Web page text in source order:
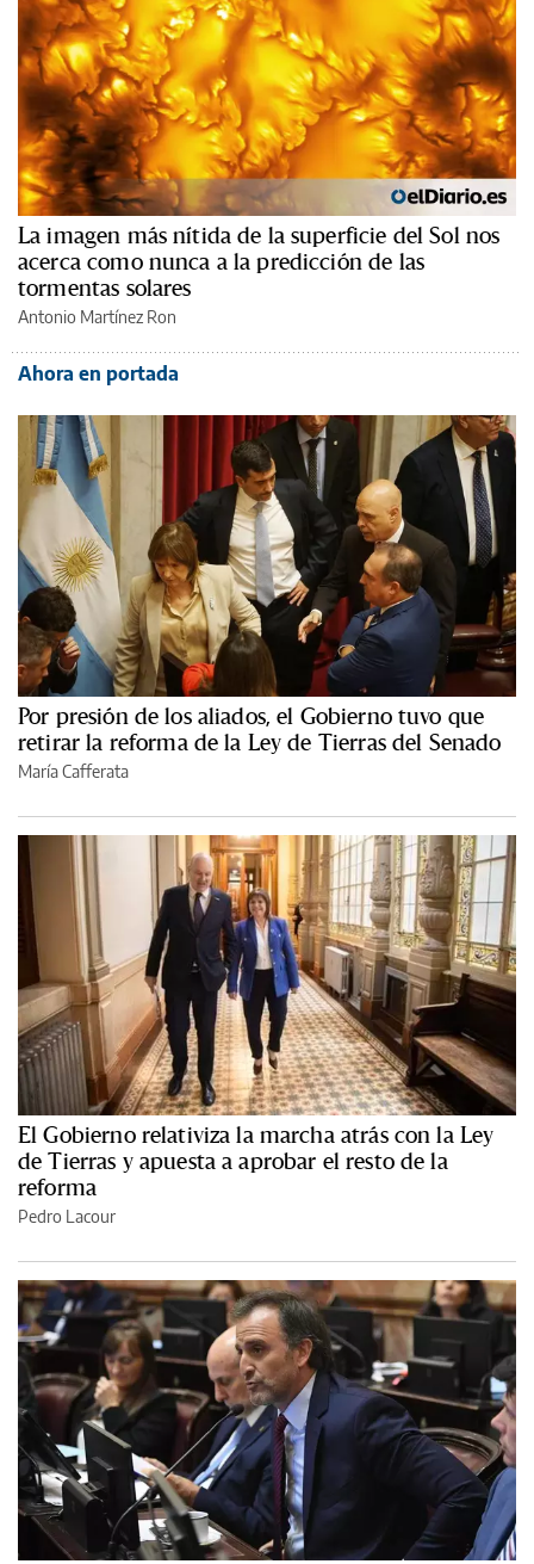
La imagen más nítida de la superficie del Sol nos
acerca como nunca a la predicción de las
tormentas solares
Antonio Martínez Ron
Ahora en portada
Por presión de los aliados, el Gobierno tuvo que
retirar la reforma de la Ley de Tierras del Senado
María Cafferata
El Gobierno relativiza la marcha atrás con la Ley
de Tierras y apuesta a aprobar el resto de la
reforma
Pedro Lacour